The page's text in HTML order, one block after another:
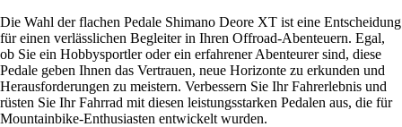
Die Wahl der flachen Pedale Shimano Deore XT ist eine Entscheidung
für einen verlässlichen Begleiter in Ihren Offroad-Abenteuern. Egal,
ob Sie ein Hobbysportler oder ein erfahrener Abenteurer sind, diese
Pedale geben Ihnen das Vertrauen, neue Horizonte zu erkunden und
Herausforderungen zu meistern. Verbessern Sie Ihr Fahrerlebnis und
rüsten Sie Ihr Fahrrad mit diesen leistungsstarken Pedalen aus, die für
Mountainbike-Enthusiasten entwickelt wurden.